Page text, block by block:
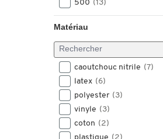
500 (13)
Matériau
caoutchouc nitrile (7)
latex (6)
polyester (3)
vinyle (3)
coton (2)